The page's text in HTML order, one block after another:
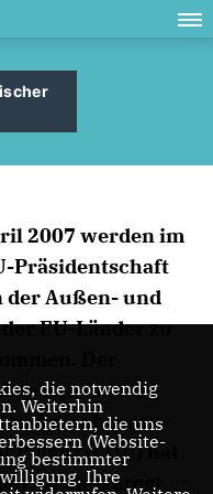
2007 werden im
Präsidentschaft
Außen- und
EU-Länder zu
Der
und
Ausschusses
(CDU) hat
Amt angeregt,
die notwendig
Weiterhin
die uns
(Website-
bestimmter
Ihre